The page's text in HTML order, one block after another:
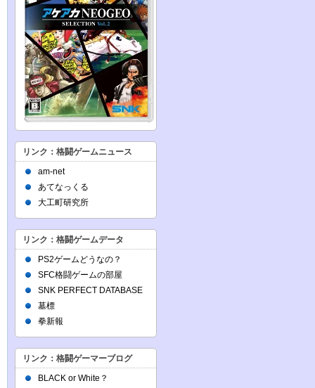
リンク：格闘ゲームニュース
am-net
あてなっくる
大工町研究所
リンク：格闘ゲームデータ
PS2ゲームどうなの？
SFC格闘ゲームの部屋
SNK PERFECT DATABASE
墓標
拳新報
リンク：格闘ゲーマーブログ
BLACK or White？